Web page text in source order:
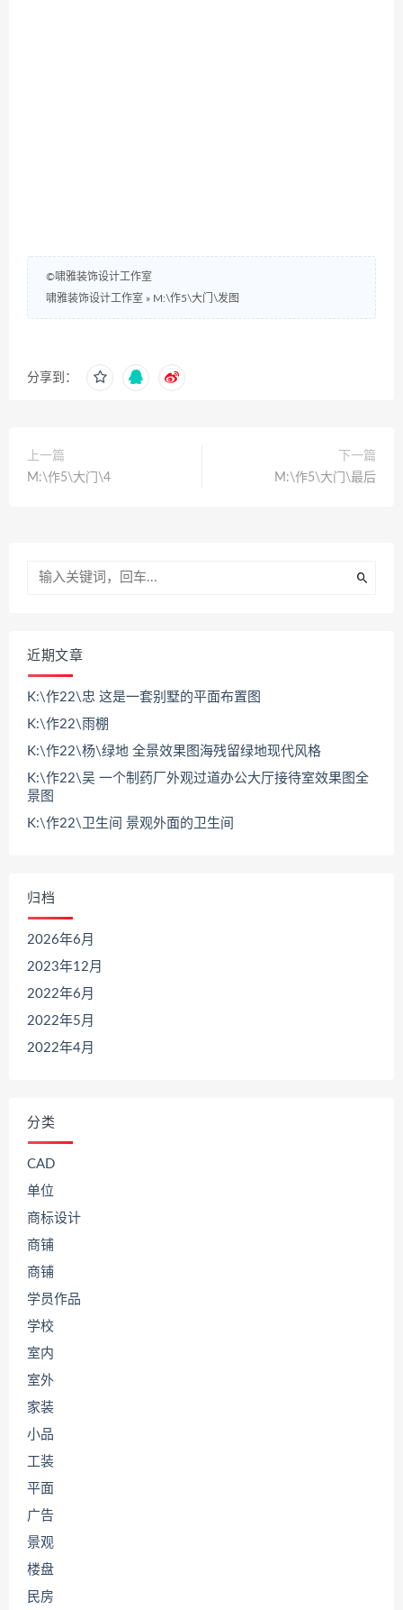
©啸雅装饰设计工作室
啸雅装饰设计工作室 » M:\作5\大门\发图
分享到：
上一篇
M:\作5\大门\4
下一篇
M:\作5\大门\最后
近期文章
K:\作22\忠 这是一套别墅的平面布置图
K:\作22\雨棚
K:\作22\杨\绿地 全景效果图海残留绿地现代风格
K:\作22\吴 一个制药厂外观过道办公大厅接待室效果图全
景图
K:\作22\卫生间 景观外面的卫生间
归档
2026年6月
2023年12月
2022年6月
2022年5月
2022年4月
分类
CAD
单位
商标设计
商铺
商铺
学员作品
学校
室内
室外
家装
小品
工装
平面
广告
景观
楼盘
民房